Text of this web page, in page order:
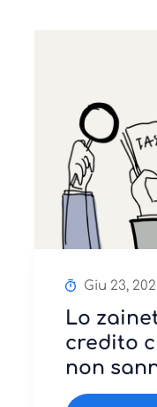
Giu 23,
Lo
credito
non